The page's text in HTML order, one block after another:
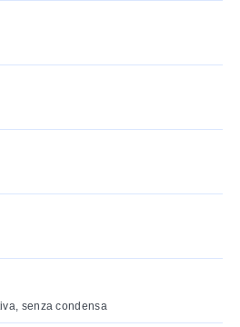
senza condensa